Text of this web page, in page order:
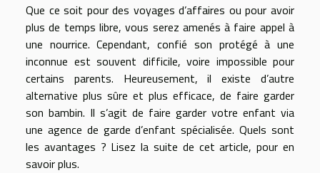
Que ce soit pour des voyages d’affaires ou pour avoir
plus de temps libre, vous serez amenés à faire appel à
une nourrice. Cependant, confié son protégé à une
inconnue est souvent difficile, voire impossible pour
certains parents. Heureusement, il existe d’autre
alternative plus sûre et plus efficace, de faire garder
son bambin. Il s’agit de faire garder votre enfant via
une agence de garde d’enfant spécialisée. Quels sont
les avantages ? Lisez la suite de cet article, pour en
savoir plus.